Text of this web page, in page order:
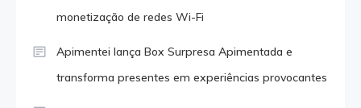
monetização de redes Wi-Fi
Apimentei lança Box Surpresa Apimentada e
transforma presentes em experiências provocantes